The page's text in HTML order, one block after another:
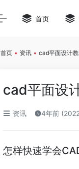
首页
首页 • 资讯 • cad平面设计
cad平面设
资讯 4年前
怎样快速学会